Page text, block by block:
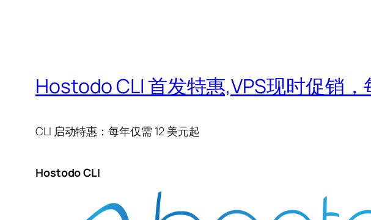
Hostodo CLI 首发特惠,VPS现时促销，
CLI 启动特惠：每年仅需 12 美元起
Hostodo CLI